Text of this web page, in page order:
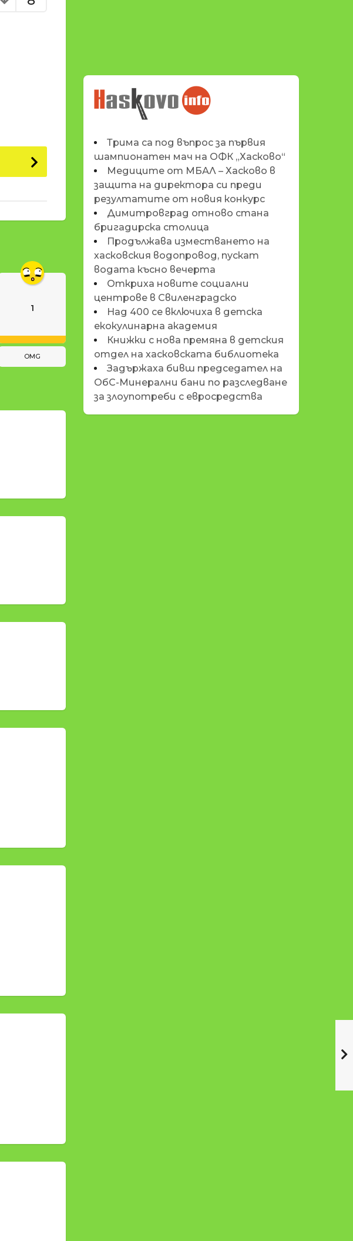
1
OMG
НОВИНИТЕ НА
HASKOVO.INFO
Трима са под въпрос за първия
шампионатен мач на ОФК „Хасково“
Медиците от МБАЛ – Хасково в
защита на директора си преди
резултатите от новия конкурс
Димитровград отново стана
бригадирска столица
Продължава изместването на
хасковския водопровод, пускат
водата късно вечерта
Откриха новите социални
центрове в Свиленградско
Над 400 се включиха в детска
екокулинарна академия
Книжки с нова премяна в детския
отдел на хасковската библиотека
Задържаха бивш председател на
ОбС-Минерални бани по разследване
за злоупотреби с евросредства